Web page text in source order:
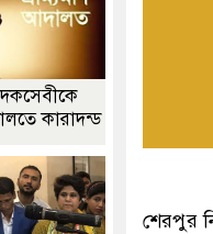
শেরপুর
কারাদন্ড